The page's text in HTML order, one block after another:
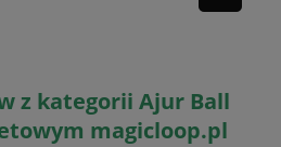
z kategorii Ajur Ball
magicloop.pl